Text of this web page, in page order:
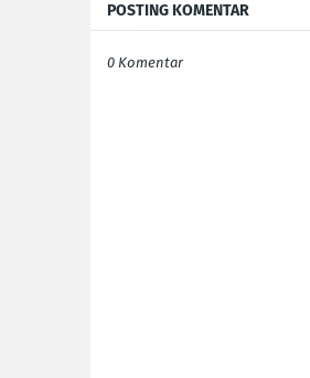
POSTING KOMENTAR
0 Komentar